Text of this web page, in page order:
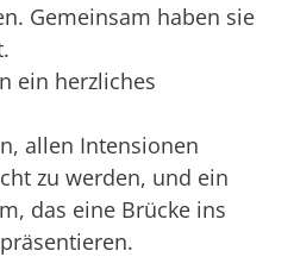
Gemeinsam haben sie
ein herzliches
allen Intensionen
zu werden, und ein
das eine Brücke ins